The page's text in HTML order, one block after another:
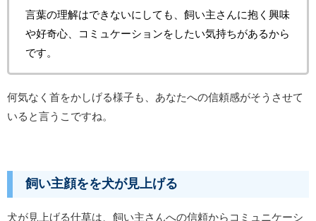
言葉の理解はできないにしても、飼い主さんに抱く興味
や好奇心、コミュケーションをしたい気持ちがあるから
です。
何気なく首をかしげる様子も、あなたへの信頼感がそうさせて
いると言うこですね。
飼い主顔をを犬が見上げる
犬が見上げる仕草は、飼い主さんへの信頼からコミュニケーシ